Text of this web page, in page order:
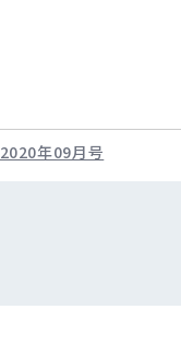
2020年09月号